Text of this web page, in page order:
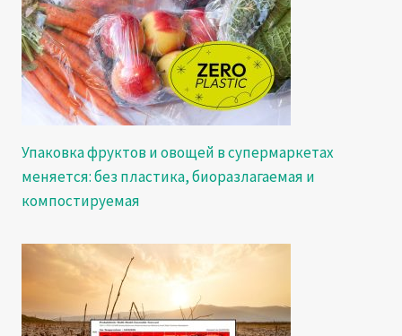
Упаковка фруктов и овощей в супермаркетах
меняется: без пластика, биоразлагаемая и
компостируемая